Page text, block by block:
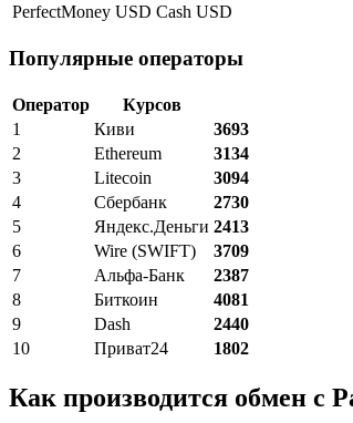
PerfectMoney USD Cash USD
Популярные операторы
Оператор
Курсов
1
Киви
3693
2
Ethereum
3134
3
Litecoin
3094
4
Сбербанк
2730
5
Яндекс.Деньги 2413
6
Wire (SWIFT)
3709
7
Альфа-Банк
2387
8
Биткоин
4081
9
Dash
2440
10
Приват24 1802
Как производится обмен с